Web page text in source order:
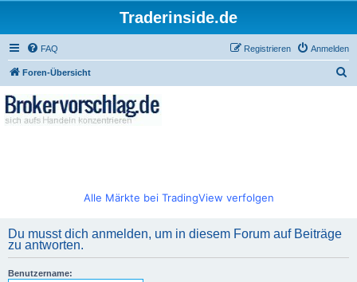
Traderinside.de
FAQ Anmelden
Registrieren
Foren-Übersicht
Alle Märkte bei TradingView verfolgen
Du musst dich anmelden, um in diesem Forum auf Beiträge
zu antworten.
Benutzername: